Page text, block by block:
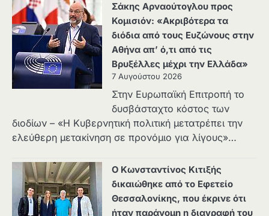
Σάκης Αρναούτογλου προς
Κομισιόν: «Ακριβότερα τα
διόδια από τους Ευζώνους στην
Αθήνα απ’ ό,τι από τις
Βρυξέλλες μέχρι την Ελλάδα»
7 Αυγούστου 2026
Στην Ευρωπαϊκή Επιτροπή το
δυσβάσταχτο κόστος των
διοδίων – «Η Κυβερνητική πολιτική μετατρέπει την
ελεύθερη μετακίνηση σε προνόμιο για λίγους»…
Ο Κωνσταντίνος Κιτιξής
δικαιώθηκε από το Εφετείο
Θεσσαλονίκης, που έκρινε ότι
ήταν παράνομη η διαγραφή του